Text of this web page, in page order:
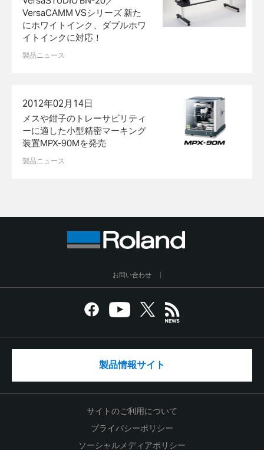
VersaCAMM VSシリーズ 新た
にホワイトインク、ダブルホワ
イトインクに対応！
製品ニュース
2012年02月14日
メスや鉗子のトレーサビリティ
ーに適した小型精密マーキング
装置MPX-90Mを発売
製品ニュース
お問い合わせ
製品情報サイト
サイトのご利用について
プライバシーポリシー
ソーシャルメディアポリシー